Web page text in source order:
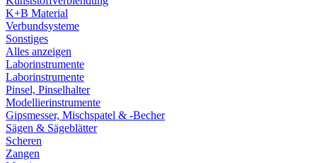
K+B Material
Verbundsysteme
Sonstiges
Alles anzeigen
Laborinstrumente
Laborinstrumente
Pinsel, Pinselhalter
Modellierinstrumente
Gipsmesser, Mischspatel & -Becher
Sägen & Sägeblätter
Scheren
Zangen